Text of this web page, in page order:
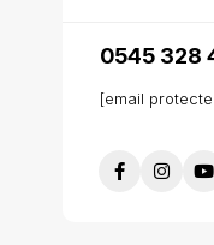
0545 328
[email